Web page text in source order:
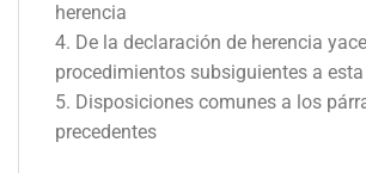
herencia
4. De la declaración de herencia
procedimientos subsiguientes a
5. Disposiciones comunes a los
precedentes